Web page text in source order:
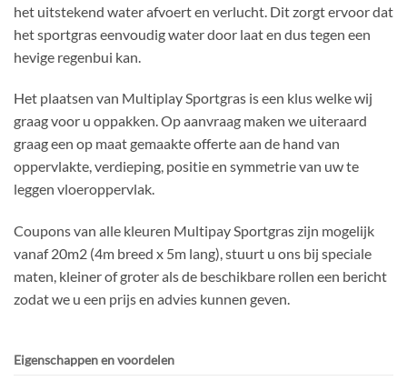
het uitstekend water afvoert en verlucht. Dit zorgt ervoor dat
het sportgras eenvoudig water door laat en dus tegen een
hevige regenbui kan.
Het plaatsen van Multiplay Sportgras is een klus welke wij
graag voor u oppakken. Op aanvraag maken we uiteraard
graag een op maat gemaakte offerte aan de hand van
oppervlakte, verdieping, positie en symmetrie van uw te
leggen vloeroppervlak.
Coupons van alle kleuren Multipay Sportgras zijn mogelijk
vanaf 20m2 (4m breed x 5m lang), stuurt u ons bij speciale
maten, kleiner of groter als de beschikbare rollen een bericht
zodat we u een prijs en advies kunnen geven.
Eigenschappen en voordelen